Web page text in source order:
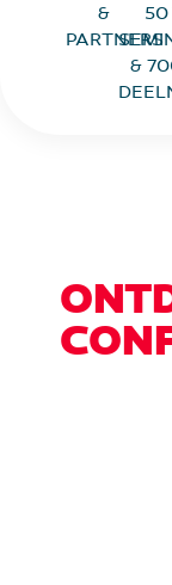
&
PARTNERS
50
&